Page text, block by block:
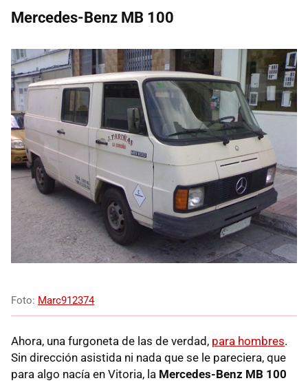
Mercedes-Benz MB 100
Foto: Marc912374
Ahora, una furgoneta de las de verdad, para hombres.
Sin dirección asistida ni nada que se le pareciera, que
para algo nacía en Vitoria, la Mercedes-Benz MB 100